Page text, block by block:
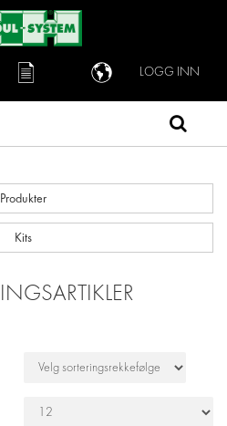
LOGG INN
Produkter
Kits